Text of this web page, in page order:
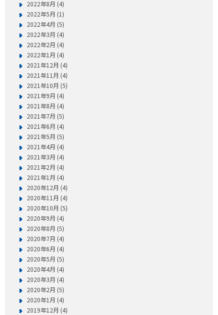
2022年8月 (4)
2022年5月 (1)
2022年4月 (5)
2022年3月 (4)
2022年2月 (4)
2022年1月 (4)
2021年12月 (4)
2021年11月 (4)
2021年10月 (5)
2021年9月 (4)
2021年8月 (4)
2021年7月 (5)
2021年6月 (4)
2021年5月 (5)
2021年4月 (4)
2021年3月 (4)
2021年2月 (4)
2021年1月 (4)
2020年12月 (4)
2020年11月 (4)
2020年10月 (5)
2020年9月 (4)
2020年8月 (5)
2020年7月 (4)
2020年6月 (4)
2020年5月 (5)
2020年4月 (4)
2020年3月 (4)
2020年2月 (5)
2020年1月 (4)
2019年12月 (4)